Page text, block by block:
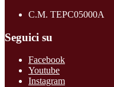
C.M. TEPC05000A
Seguici su
Facebook
Youtube
Instagram